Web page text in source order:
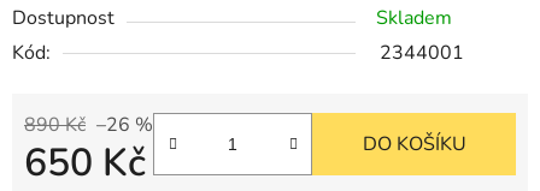
Dostupnost
Skladem
Kód:
2344001
890 Kč –26 %
650 Kč DO KOŠÍKU